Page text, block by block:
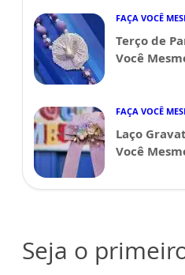
FAÇA VOCÊ
Terço de
Você
FAÇA VOCÊ
Laço
Você
Seja o